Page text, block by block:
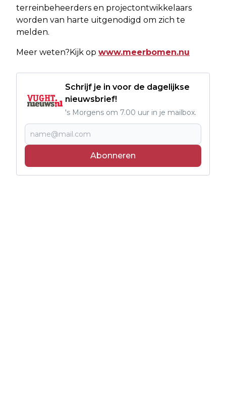
terreinbeheerders en projectontwikkelaars
worden van harte uitgenodigd om zich te
melden.
Meer weten?Kijk op www.meerbomen.nu
Schrijf je in voor de dagelijkse
nieuwsbrief!
's Morgens om 7.00 uur in je mailbox.
Abonneren